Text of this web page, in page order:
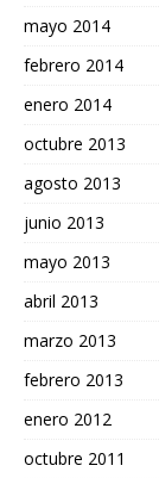
mayo 2014
febrero 2014
enero 2014
octubre 2013
agosto 2013
junio 2013
mayo 2013
abril 2013
marzo 2013
febrero 2013
enero 2012
octubre 2011